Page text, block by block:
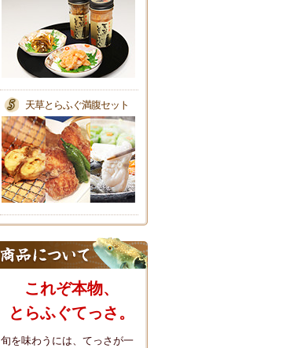
天草とらふぐ満腹セット
これぞ本物、
とらふぐてっさ。
旬を味わうには、てっさが一